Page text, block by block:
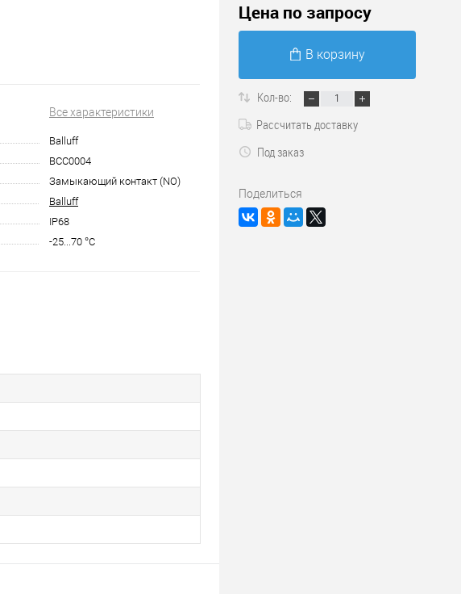
Все характеристики
Balluff
BCC0004
Замыкающий контакт (NO)
Balluff
IP68
-25...70 °C
Цена по запросу
В корзину
Кол-во:
Рассчитать доставку
Под заказ
Поделиться